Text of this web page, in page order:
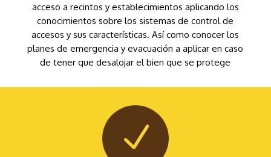
acceso a recintos y establecimientos aplicando los
conocimientos sobre los sistemas de control de
accesos y sus características. Así como conocer los
planes de emergencia y evacuación a aplicar en caso
de tener que desalojar el bien que se protege
N